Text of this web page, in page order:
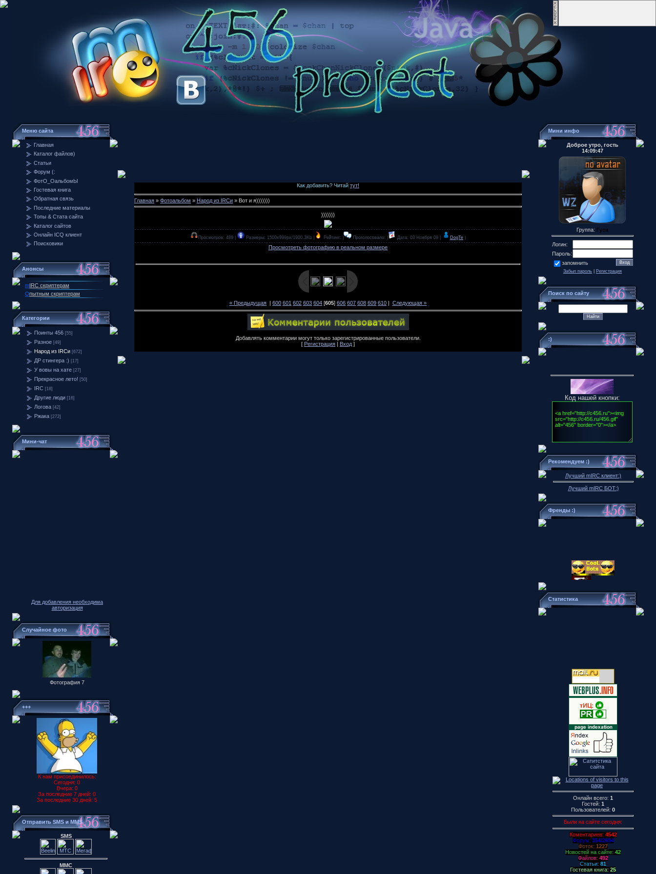
Меню сайта
Главная
Каталог файлов)
Статьи
Форум (:
ФотО_ОальбомЫ
Гостевая книга
Обратная связь
Последние материалы
Топы & Стата сайта
Каталог сайтов
Онлайн ICQ клиент
Поисковики
Анонсы
mIRC скриптерам
Опытным скриптерам
Категории
Поинты 456 [55]
Разное [49]
Народ из IRCи [672]
ДР стингера :) [17]
У вовы на хате [27]
Прекрасное лето! [50]
IRC [18]
Другие люди [16]
Логова [42]
Ржака [272]
Мини-чат
Для добавления необходима
авторизация
Случайное фото
Фотография 7
+++
К нам присоединилось:
Сегодня: 0
Вчера: 0
За последние 7 дней: 0
За последние 30 дней: 5
Отправить SMS и MMS
SMS
ММС
Как добавить? Читай тут!
Главная » Фотоальбом » Народ из IRCи » Вот и я)))))))
)))))))
Просмотров: 489 | Размеры: 1500x999px/1900.3Kb | Рейтинг: | Проголосовало: | Дата: 03 Ноября 09 | DogTe
Просмотреть фотографию в реальном размере
« Предыдущая | 600 601 602 603 604 [605] 606 607 608 609 610 | Следующая »
Добавлять комментарии могут только зарегистрированные пользователи.
[ Регистрация Вход ]
Мини инфо
Доброе утро, гость
14:09:47
Группа: Гуси
Логин:
Пароль:
запомнить
Забыл пароль Регистрация
Поиск по сайту
:)
Код нашей кнопки:
Рекомендуем :)
Лучший mIRC клиент:)
Лучший mIRC БОТ:)
Френды :)
Статистика
Онлайн всего: 1
Гостей: 1
Пользователей: 0
Были на сайте сегодня:
Коментариев: 4542
Форум: 354/2694
Фоток: 1227
Новостей на сайте: 42
Файлов: 492
Статьи: 81
Гостевая книга: 25